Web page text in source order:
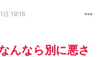
日 19:16
んなら別に悪さ